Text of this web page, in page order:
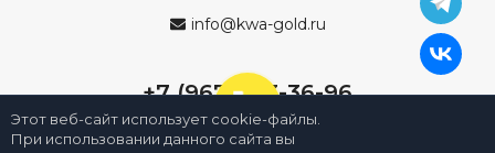
info@kwa-gold.ru
+7 (967) 013-36-96
Этот веб-сайт использует cookie-файлы.
При использовании данного сайта вы